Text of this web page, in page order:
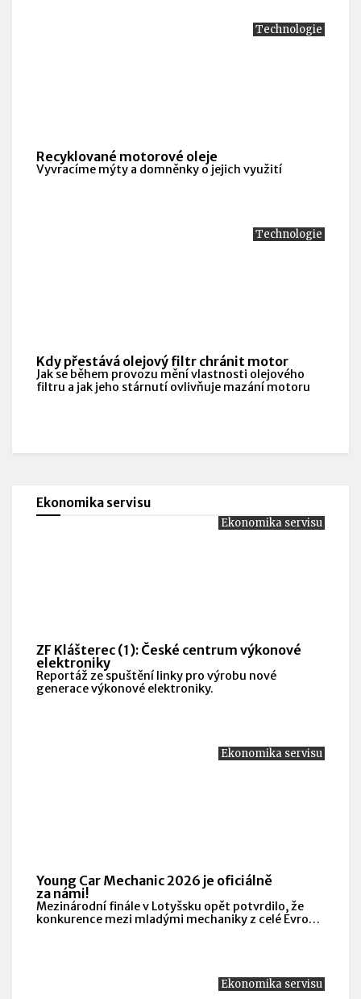
Technologie
Recyklované motorové oleje
Vyvracíme mýty a domněnky o jejich využití
Technologie
Kdy přestává olejový filtr chránit motor
Jak se během provozu mění vlastnosti olejového
filtru a jak jeho stárnutí ovlivňuje mazání motoru
Ekonomika servisu
Ekonomika servisu
ZF Klášterec (1): České centrum výkonové
elektroniky
Reportáž ze spuštění linky pro výrobu nové
generace výkonové elektroniky.
Ekonomika servisu
Young Car Mechanic 2026 je oficiálně
za námi!
Mezinárodní finále v Lotyšsku opět potvrdilo, že
konkurence mezi mladými mechaniky z celé Evropy
Ekonomika servisu